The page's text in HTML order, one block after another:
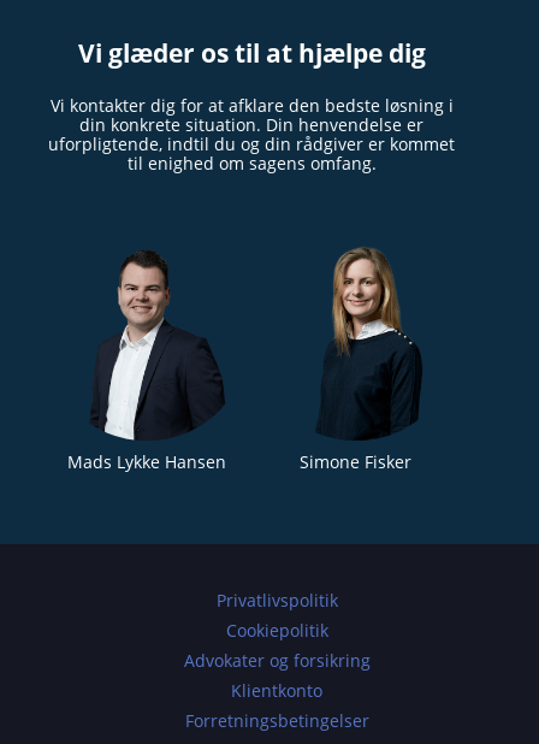
Vi glæder os til at hjælpe dig
Vi kontakter dig for at afklare den bedste løsning i
din konkrete situation. Din henvendelse er
uforpligtende, indtil du og din rådgiver er kommet
til enighed om sagens omfang.
Mads Lykke Hansen Simone Fisker
Privatlivspolitik
Cookiepolitik
Advokater og forsikring
Klientkonto
Forretningsbetingelser